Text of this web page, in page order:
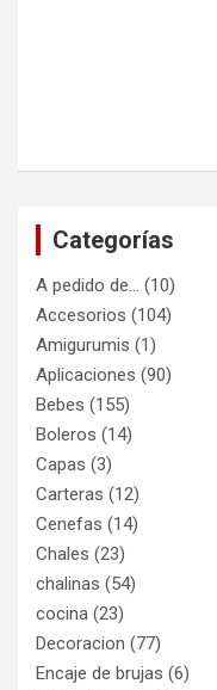
Categorías
A pedido de…
(10)
Accesorios (104)
Amigurumis (1)
Aplicaciones (90)
Bebes (155)
Boleros (14)
Capas (3)
Carteras (12)
Cenefas (14)
Chales (23)
chalinas (54)
cocina (23)
Decoracion (77)
Encaje de brujas (6)